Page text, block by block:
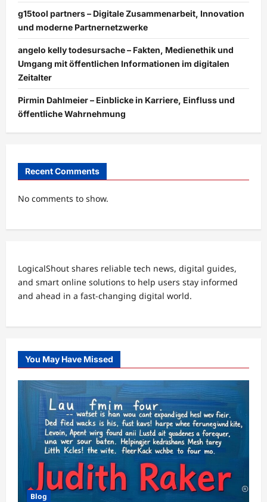
g15tool partners – Digitale Zusammenarbeit, Innovation
und moderne Partnernetzwerke
angelo kelly todesursache – Fakten, Medienethik und
Umgang mit öffentlichen Informationen im digitalen
Zeitalter
Pirmin Dahlmeier – Einblicke in Karriere, Einfluss und
öffentliche Wahrnehmung
Recent Comments
No comments to show.
LogicalShout shares reliable tech news, digital guides,
and smart online solutions to help users stay informed
and ahead in a fast-changing digital world.
You May Have Missed
Blog